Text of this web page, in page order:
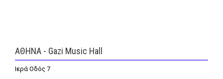
Retro Summer
ΑΘΗΝΑ - Gazi Music Hall
Ιερά Οδός 7